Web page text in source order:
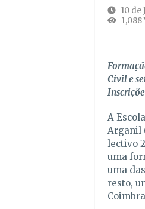
10 de
Civil e
A
Arganil
lectivo
uma
uma
resto,